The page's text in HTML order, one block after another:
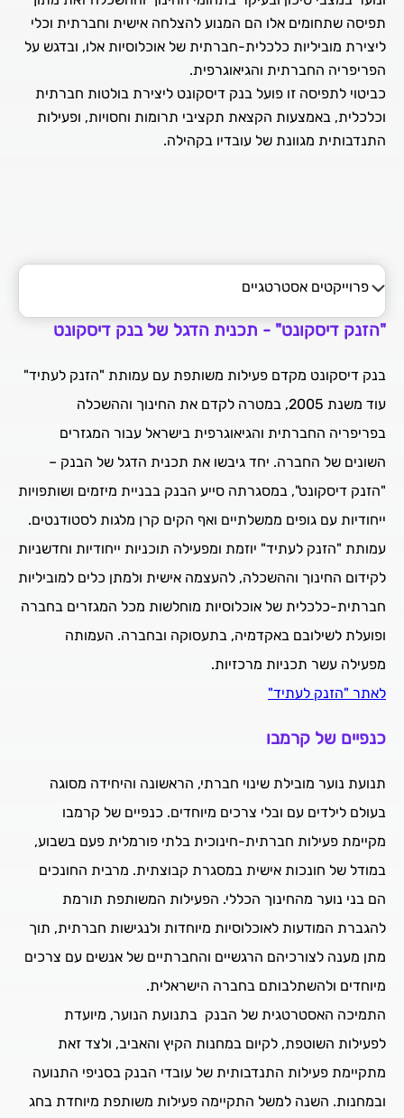
תפיסה שתחומים אלו הם המנוע להצלחה אישית וחברתית וכלי
ליצירת מוביליות כלכלית-חברתית של אוכלוסיות אלו, ובדגש על
כביטוי לתפיסה זו פועל בנק דיסקונט ליצירת בולטות חברתית
וכלכלית, באמצעות הקצאת תקציבי תרומות וחסויות, ופעילות
התנדבותית מגוונת של עובדיו בקהילה.
פרוייקטים אסטרטגיים
אסטרטגיית השקעה בקהילה
פרוייקטים אסטרטגיים
מתנדבים בקהילה
"הזנק דיסקונט" - תכנית הדגל של בנק דיסקונט
בנק דיסקונט מקדם פעילות משותפת עם עמותת "הזנק לעתיד"
עוד משנת 2005, במטרה לקדם את החינוך וההשכלה
בפריפריה החברתית והגיאוגרפית בישראל עבור המגזרים
השונים של החברה. יחד גיבשו את תכנית הדגל של הבנק –
"הזנק דיסקונט", במסגרתה סייע הבנק בבניית מיזמים ושותפויות
ייחודיות עם גופים ממשלתיים ואף הקים קרן מלגות לסטודנטים.
עמותת "הזנק לעתיד" יוזמת ומפעילה תוכניות ייחודיות וחדשניות
לקידום החינוך וההשכלה, להעצמה אישית ולמתן כלים למוביליות
חברתית-כלכלית של אוכלוסיות מוחלשות מכל המגזרים בחברה
ופועלת לשילובם באקדמיה, בתעסוקה ובחברה. העמותה
מפעילה עשר תכניות מרכזיות.
לאתר "הזנק לעתיד"
כנפיים של קרמבו
תנועת נוער מובילת שינוי חברתי, הראשונה והיחידה מסוגה
בעולם לילדים עם ובלי צרכים מיוחדים. כנפיים של קרמבו
מקיימת פעילות חברתית-חינוכית בלתי פורמלית פעם בשבוע,
במודל של חונכות אישית במסגרת קבוצתית. מרבית החונכים
הם בני נוער מהחינוך הכללי. הפעילות המשותפת תורמת
להגברת המודעות לאוכלוסיות מיוחדות ולנגישות חברתית, תוך
מתן מענה לצורכיהם הרגשיים והחברתיים של אנשים עם צרכים
מיוחדים ולהשתלבותם בחברה הישראלית.
התמיכה האסטרטגית של הבנק בתנועת הנוער, מיועדת
לפעילות השוטפת, לקיום במחנות הקיץ והאביב, ולצד זאת
מתקיימת פעילות התנדבותית של עובדי הבנק בסניפי התנועה
ובמחנות. השנה למשל התקיימה פעילות משותפת מיוחדת בחג